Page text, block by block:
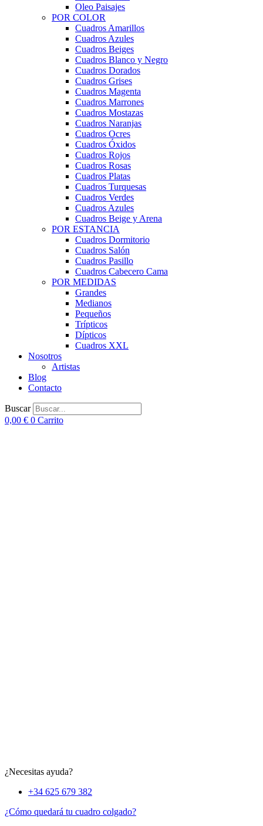
Oleo Paisajes
POR COLOR
Cuadros Amarillos
Cuadros Azules
Cuadros Beiges
Cuadros Blanco y Negro
Cuadros Dorados
Cuadros Grises
Cuadros Magenta
Cuadros Marrones
Cuadros Mostazas
Cuadros Naranjas
Cuadros Ocres
Cuadros Óxidos
Cuadros Rojos
Cuadros Rosas
Cuadros Platas
Cuadros Turquesas
Cuadros Verdes
Cuadros Azules
Cuadros Beige y Arena
POR ESTANCIA
Cuadros Dormitorio
Cuadros Salón
Cuadros Pasillo
Cuadros Cabecero Cama
POR MEDIDAS
Grandes
Medianos
Pequeños
Trípticos
Dípticos
Cuadros XXL
Nosotros
Artistas
Blog
Contacto
Buscar
0,00 € 0 Carrito
¿Necesitas ayuda?
+34 625 679 382
¿Cómo quedará tu cuadro colgado?